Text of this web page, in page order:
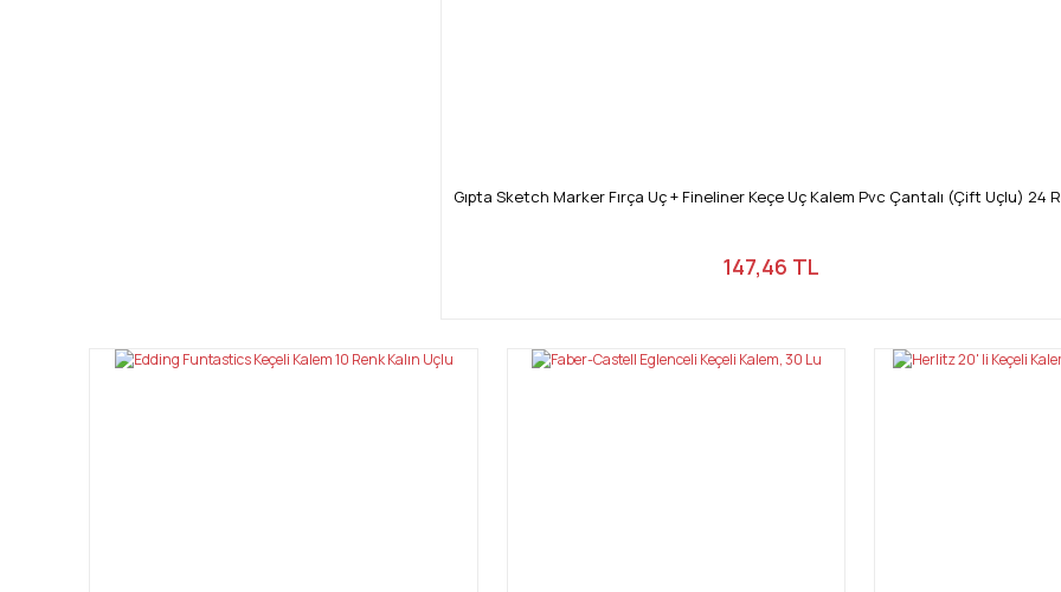
Gıpta Sketch Marker Fırça Uç + Fineliner Keçe Uç Kalem Pvc Çantalı (Çift Uçlu) 24
147,46 TL